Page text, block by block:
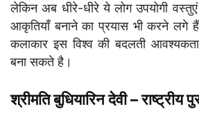
लेकिन अब धीरे-धीरे ये लोग उपयोगी
आकृतियाँ बनाने का प्रयास भी करने लगे
कलाकार इस विश्व की बदलती
बना सकते है।
श्रीमति बुधियारिन देवी – राष्ट्रीय